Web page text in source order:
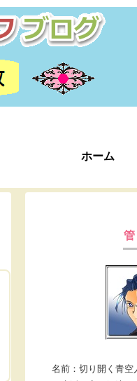
ホーム
名前：切り開く青空